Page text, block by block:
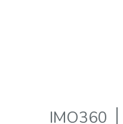
IMO360